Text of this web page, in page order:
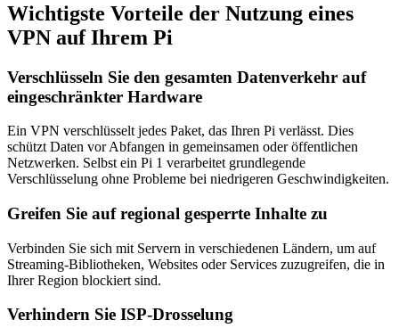
Wichtigste Vorteile der Nutzung eines
VPN auf Ihrem Pi
Verschlüsseln Sie den gesamten Datenverkehr auf
eingeschränkter Hardware
Ein VPN verschlüsselt jedes Paket, das Ihren Pi verlässt. Dies
schützt Daten vor Abfangen in gemeinsamen oder öffentlichen
Netzwerken. Selbst ein Pi 1 verarbeitet grundlegende
Verschlüsselung ohne Probleme bei niedrigeren Geschwindigkeiten.
Greifen Sie auf regional gesperrte Inhalte zu
Verbinden Sie sich mit Servern in verschiedenen Ländern, um auf
Streaming-Bibliotheken, Websites oder Services zuzugreifen, die in
Ihrer Region blockiert sind.
Verhindern Sie ISP-Drosselung